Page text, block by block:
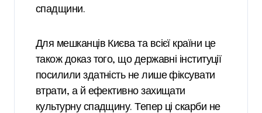
спадщини.
Для мешканців Києва та всієї країни це
також доказ того, що державні інституції
посилили здатність не лише фіксувати
втрати, а й ефективно захищати
культурну спадщину. Тепер ці скарби не